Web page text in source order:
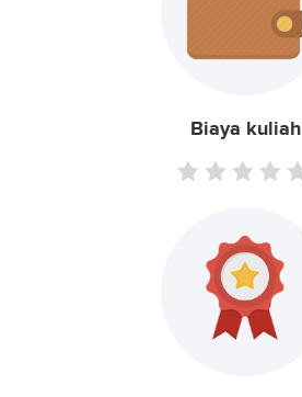
Biaya kuliah